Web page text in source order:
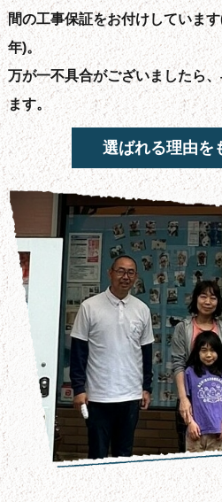
間の工事保証をお付けしていま
年)。
万が一不具合がございましたら
ます。
選ばれる理由を